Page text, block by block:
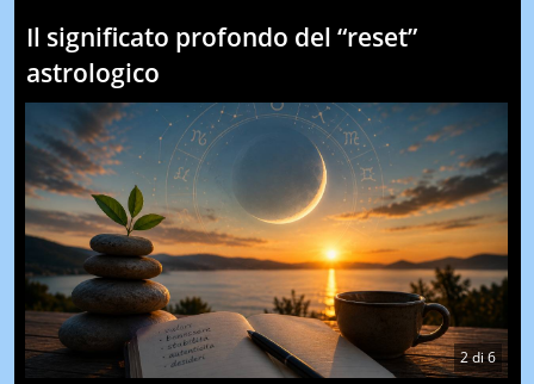
Il significato profondo del “reset”
astrologico
2di6